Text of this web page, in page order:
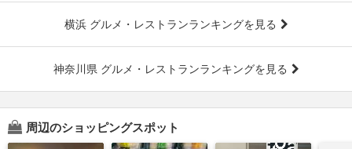
横浜 グルメ・レストランランキングを見る
神奈川県 グルメ・レストランランキングを見る
周辺のショッピングスポット